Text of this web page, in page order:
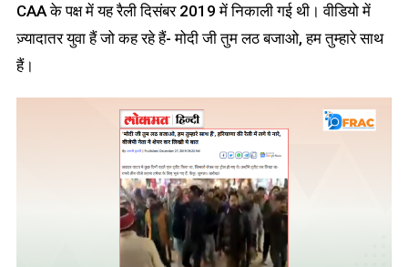
CAA के पक्ष में यह रैली दिसंबर 2019 में निकाली गई थी। वीडियो में
ज़्यादातर युवा हैं जो कह रहे हैं- मोदी जी तुम लठ बजाओ, हम तुम्हारे साथ
हैं।